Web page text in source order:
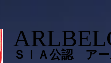
ＳＩＡ公認 ア